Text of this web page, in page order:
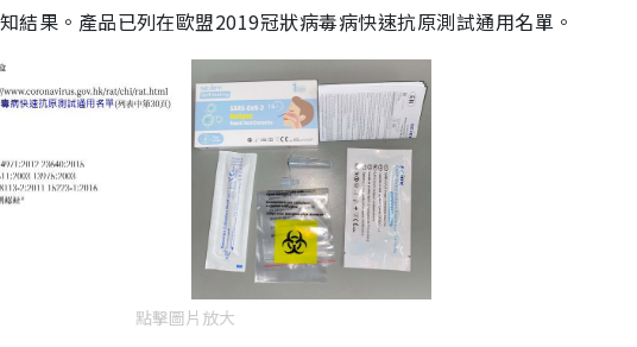
結果。產品已列在歐盟2019冠狀病毒病快速抗原測試通用名單。
點擊圖片放大